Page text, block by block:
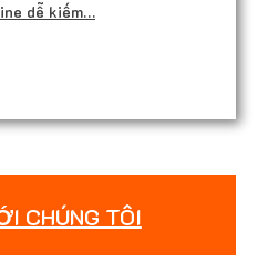
dễ kiếm…
CHÚNG TÔI